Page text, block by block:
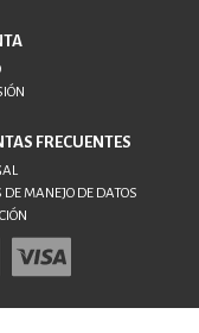
FRECUENTES
DE MANEJO DE DATOS